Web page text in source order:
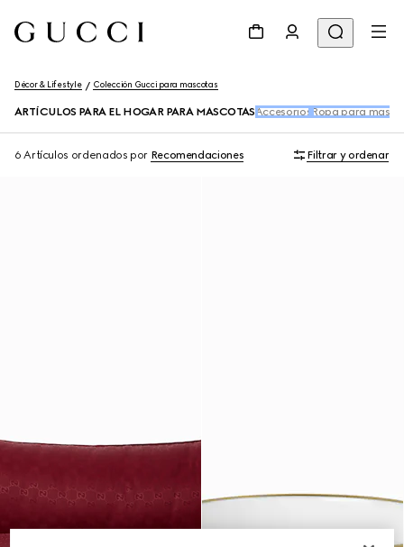
Décor & Lifestyle Colección Gucci para mascotas
ARTÍCULOS PARA EL HOGAR PARA MASCOTAS Accesorios Ropa para
6 Artículos ordenados por Recomendaciones Filtrar y ordenar